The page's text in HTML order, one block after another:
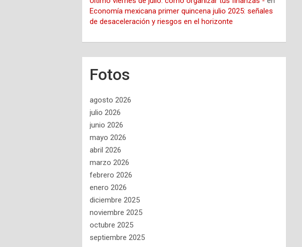
Economía mexicana primer quincena julio 2025: señales
de desaceleración y riesgos en el horizonte
Fotos
agosto 2026
julio 2026
junio 2026
mayo 2026
abril 2026
marzo 2026
febrero 2026
enero 2026
diciembre 2025
noviembre 2025
octubre 2025
septiembre 2025